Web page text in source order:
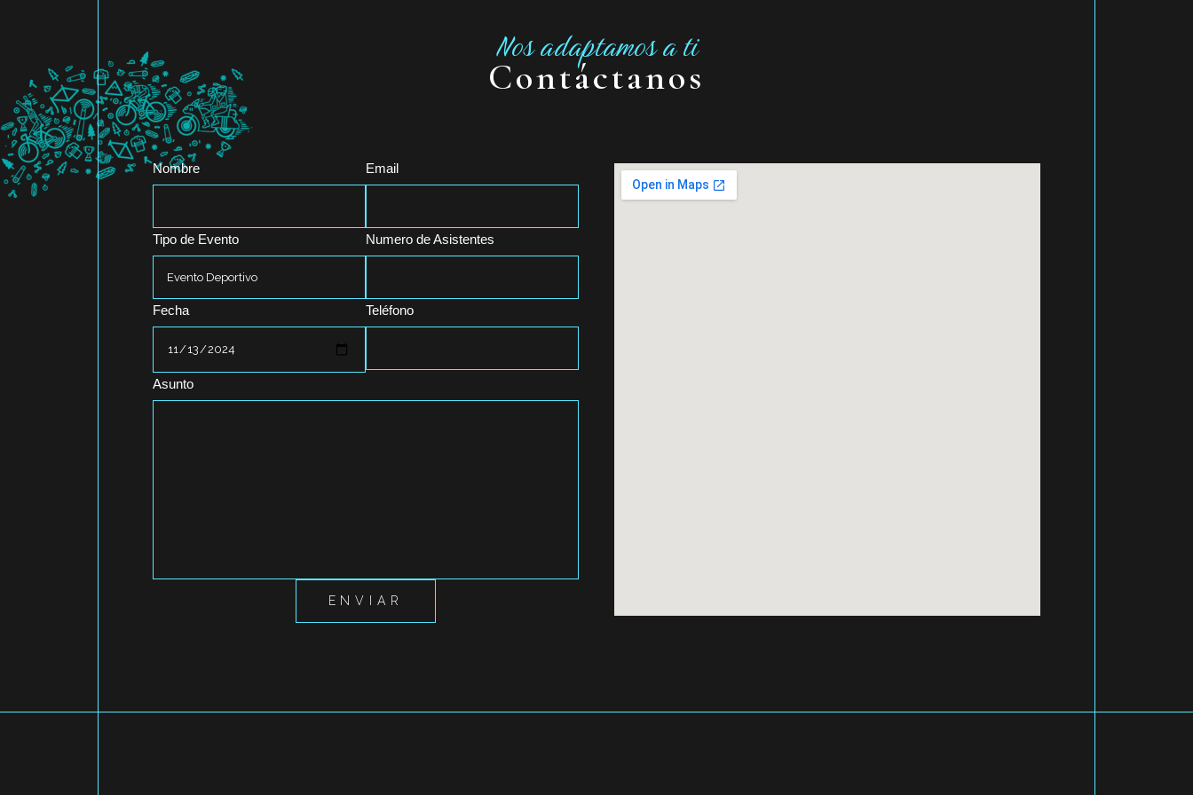
Nos adaptamos a ti
Contáctanos
Nombre Email
Tipo de Evento Numero de Asistentes
Fecha Teléfono
Asunto